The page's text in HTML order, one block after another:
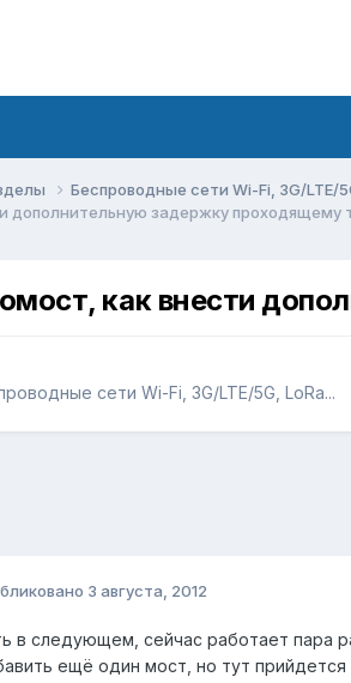
Беспроводные сети Wi-Fi, 3G/LTE/
дополнительную задержку проходящему
как внести
сети Wi-Fi, 3G/LTE/5G, LoRa...
3 августа, 2012
в следующем, сейчас работает пара
ещё один мост, но тут